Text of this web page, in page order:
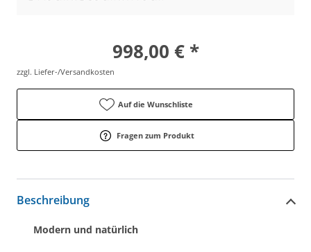
998,00 € *
zzgl. Liefer-/Versandkosten
Auf die Wunschliste
Fragen zum Produkt
Beschreibung
Modern und natürlich